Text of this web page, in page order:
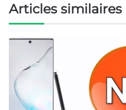
Articles similaires